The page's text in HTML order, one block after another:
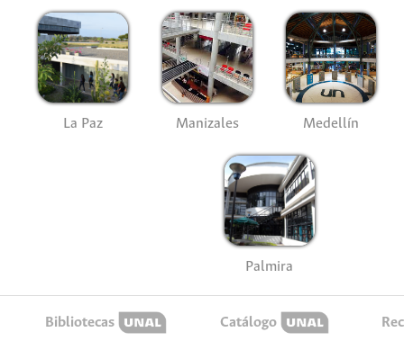
La Paz Manizales Medellín
Palmira
Bibliotecas Catálogo